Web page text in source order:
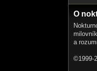
O
a
©1999-